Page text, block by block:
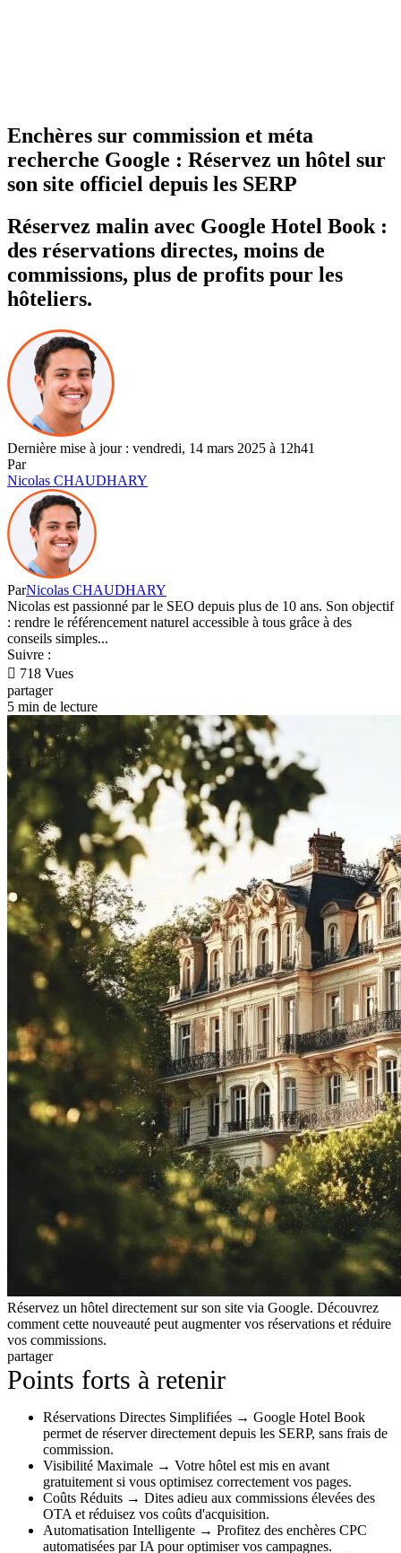
Enchères sur commission et méta
recherche Google : Réservez un hôtel sur
son site officiel depuis les SERP
Réservez malin avec Google Hotel Book :
des réservations directes, moins de
commissions, plus de profits pour les
hôteliers.
Dernière mise à jour : vendredi, 14 mars 2025 à 12h41
Par
Nicolas CHAUDHARY
ParNicolas CHAUDHARY
Nicolas est passionné par le SEO depuis plus de 10 ans. Son objectif
: rendre le référencement naturel accessible à tous grâce à des
conseils simples...
Suivre :
718 Vues
partager
5 min de lecture
Réservez un hôtel directement sur son site via Google. Découvrez
comment cette nouveauté peut augmenter vos réservations et réduire
vos commissions.
partager
Points forts à retenir
Réservations Directes Simplifiées → Google Hotel Book
permet de réserver directement depuis les SERP, sans frais de
commission.
Visibilité Maximale → Votre hôtel est mis en avant
gratuitement si vous optimisez correctement vos pages.
Coûts Réduits → Dites adieu aux commissions élevées des
OTA et réduisez vos coûts d'acquisition.
Automatisation Intelligente → Profitez des enchères CPC
automatisées par IA pour optimiser vos campagnes.